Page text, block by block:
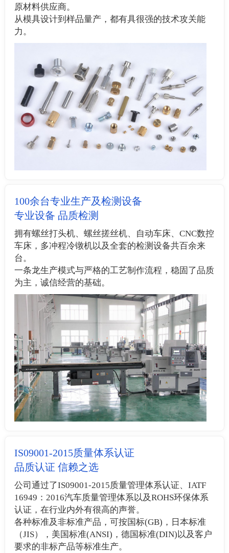
原材料供应商。
从模具设计到样品量产，都有具很强的技术攻关能
力。
100余台专业生产及检测设备
专业设备 品质检测
拥有螺丝打头机、螺丝搓丝机、自动车床、CNC数控
车床，多冲程冷镦机以及全套的检测设备共百余来
台。
一条龙生产模式与严格的工艺制作流程，稳固了品质
为主，诚信经营的基础。
IS09001-2015质量体系认证
品质认证 信赖之选
公司通过了IS09001-2015质量管理体系认证、IATF
16949：2016汽车质量管理体系以及ROHS环保体系
认证，在行业内外有很高的声誉。
各种标准及非标准产品，可按国标(GB)，日本标准
（JIS），美国标准(ANSI)，德国标准(DIN)以及客户
要求的非标产品等标准生产。